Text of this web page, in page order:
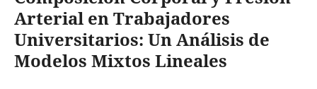
Arterial en Trabajadores
Universitarios: Un Análisis de
Modelos Mixtos Lineales